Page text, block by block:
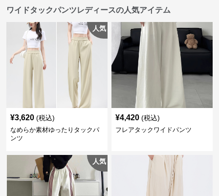
ワイドタックパンツレディースの人気アイテム
人気
¥3,620 (税込)
なめらか素材ゆったりタックパ
ンツ
¥4,420 (税込)
フレアタックワイドパンツ
人気